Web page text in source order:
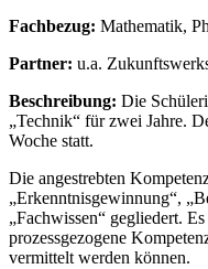
Fachbezug: Mathematik,
Partner: u.a.
Beschreibung: Die
„Technik“ für zwei Jahre.
Woche statt.
Die angestrebten
„Erkenntnisgewinnung“,
„Fachwissen“ gegliedert.
prozessgezogene
vermittelt werden können.